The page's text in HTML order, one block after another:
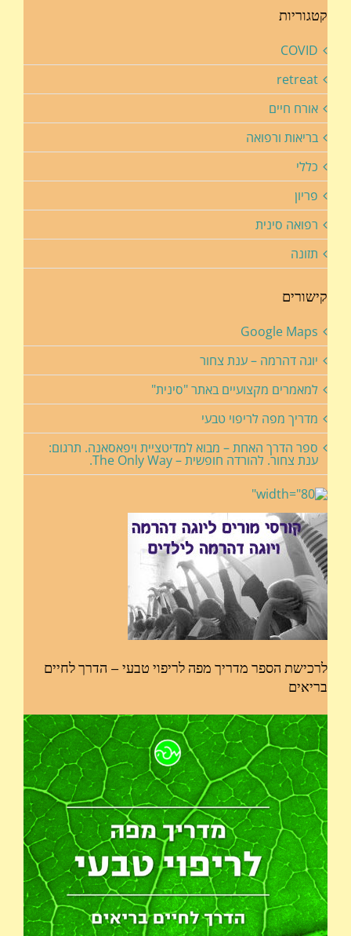
קטגוריות
COVID
retreat
אורח חיים
בריאות ורפואה
כללי
פריון
רפואה סינית
תזונה
קישורים
Google Maps
יוגה דהרמה – ענת צחור
למאמרים מקצועיים באתר "סינית"
מדריך מפה לריפוי טבעי
ספר הדרך האחת – מבוא למדיטציית ויפאסאנה. תרגום:
ענת צחור. להורדה חופשית – The Only Way.
לרכישת הספר מדריך מפה לריפוי טבעי – הדרך לחיים
בריאים